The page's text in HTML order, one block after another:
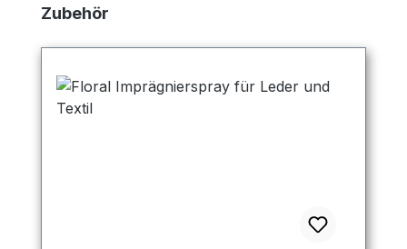
Produktgalerie überspringen
Zubehör